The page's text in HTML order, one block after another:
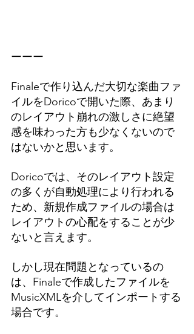
ーーー
Finaleで作り込んだ大切な楽曲ファ
イルをDoricoで開いた際、あまり
のレイアウト崩れの激しさに絶望
感を味わった方も少なくないので
はないかと思います。
Doricoでは、そのレイアウト設定
の多くが自動処理により行われる
ため、新規作成ファイルの場合は
レイアウトの心配をすることが少
ないと言えます。
しかし現在問題となっているの
は、Finaleで作成したファイルを
MusicXMLを介してインポートする
場合です。